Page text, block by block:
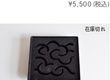
¥5,500 (税込)
在庫切れ